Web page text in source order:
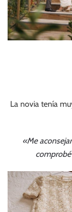
La novia tenía
«Me